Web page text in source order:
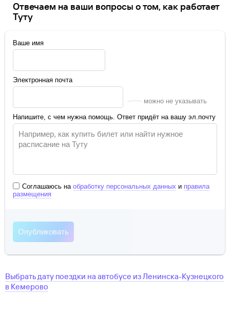
Отвечаем на ваши вопросы о том, как работает
Туту
Ваше имя
Электронная почта
можно не указывать
Напишите, с чем нужна помощь. Ответ придёт на вашу эл.почту
Соглашаюсь на обработку персональных данных и правила
размещения
Выбрать дату поездки на автобусе изЛенинска-Кузнецкого
в Кемерово